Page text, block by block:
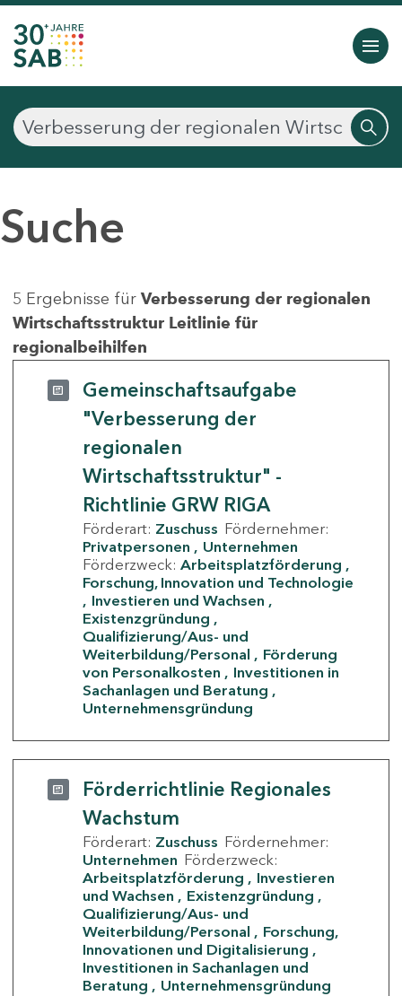
Suche
5 Ergebnisse für Verbesserung der regionalen
Wirtschaftsstruktur Leitlinie für
regionalbeihilfen
Gemeinschaftsaufgabe
"Verbesserung der
regionalen
Wirtschaftsstruktur" -
Richtlinie GRW RIGA
Förderart: Zuschuss Fördernehmer:
Privatpersonen
Unternehmen
Förderzweck: Arbeitsplatzförderung
Forschung, Innovation und Technologie
Investieren und Wachsen
Existenzgründung
Qualifizierung/Aus- und
Weiterbildung/Personal
Förderung
von Personalkosten
Investitionen in
Sachanlagen und Beratung
Unternehmensgründung
Förderrichtlinie Regionales
Wachstum
Förderart: Zuschuss Fördernehmer:
Unternehmen Förderzweck:
Arbeitsplatzförderung
Investieren
und Wachsen
Existenzgründung
Qualifizierung/Aus- und
Weiterbildung/Personal
Forschung,
Innovationen und Digitalisierung
Investitionen in Sachanlagen und
Beratung
Unternehmensgründung